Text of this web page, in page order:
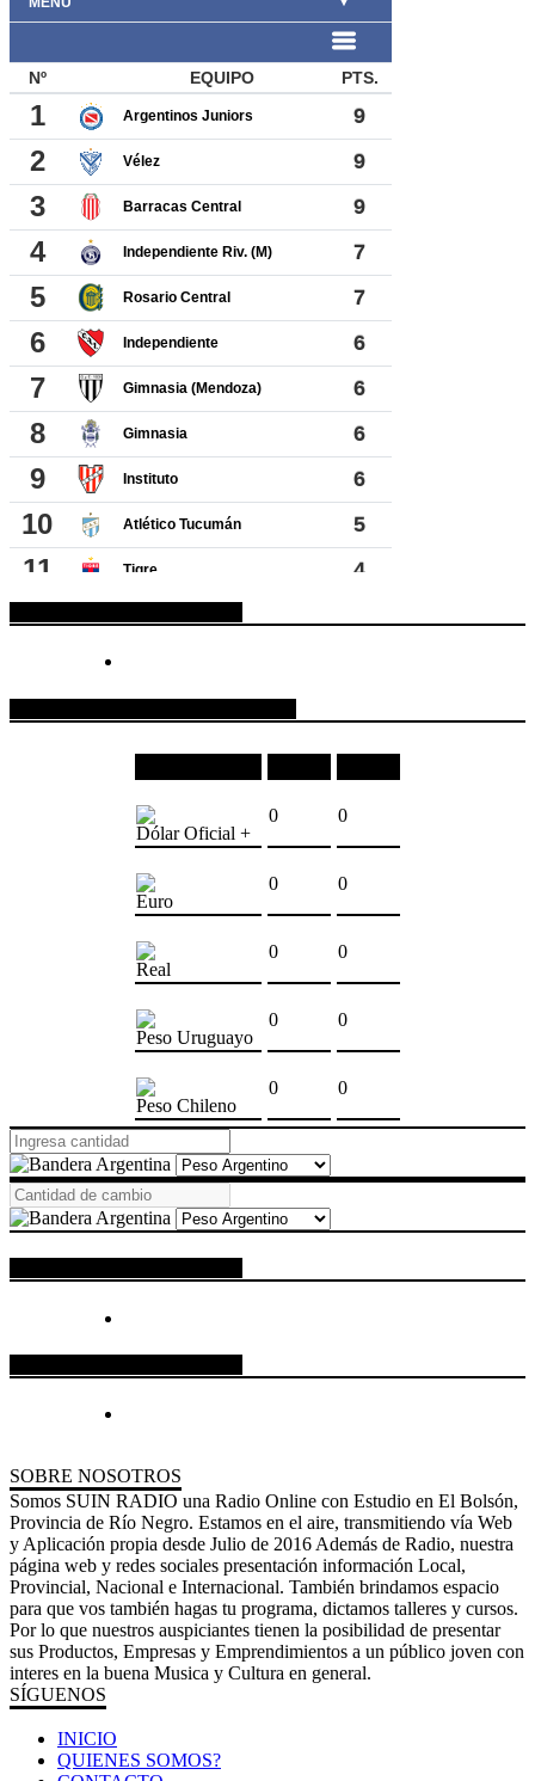
Dólar Oficial +
0 0
Euro
0 0
Real
0 0
Peso Uruguayo
0 0
Peso Chileno
0 0
SOBRE NOSOTROS
Somos SUIN RADIO una Radio Online con Estudio en El Bolsón,
Provincia de Río Negro. Estamos en el aire, transmitiendo vía Web
y Aplicación propia desde Julio de 2016 Además de Radio, nuestra
página web y redes sociales presentación información Local,
Provincial, Nacional e Internacional. También brindamos espacio
para que vos también hagas tu programa, dictamos talleres y cursos.
Por lo que nuestros auspiciantes tienen la posibilidad de presentar
sus Productos, Empresas y Emprendimientos a un público joven con
interes en la buena Musica y Cultura en general.
SÍGUENOS
INICIO
QUIENES SOMOS?